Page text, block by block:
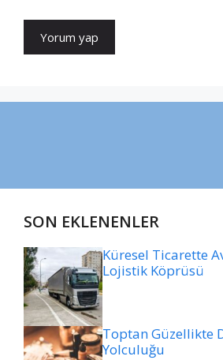
SON EKLENENLER
Küresel Ticarette
Lojistik Köprüsü
Toptan Güzellikte
Yolculuğu